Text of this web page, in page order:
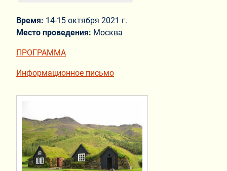
Время: 14-15 октября 2021 г.
Место проведения: Москва
ПРОГРАММА
Информационное письмо